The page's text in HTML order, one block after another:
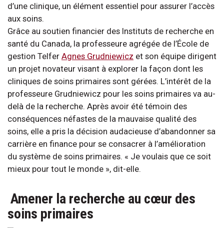
d’une clinique, un élément essentiel pour assurer l’accès
aux soins.
Grâce au soutien financier des Instituts de recherche en
santé du Canada, la professeure agrégée de l’École de
gestion Telfer Agnes Grudniewicz et son équipe dirigent
un projet novateur visant à explorer la façon dont les
cliniques de soins primaires sont gérées. L’intérêt de la
professeure Grudniewicz pour les soins primaires va au-
delà de la recherche. Après avoir été témoin des
conséquences néfastes de la mauvaise qualité des
soins, elle a pris la décision audacieuse d’abandonner sa
carrière en finance pour se consacrer à l’amélioration
du système de soins primaires. « Je voulais que ce soit
mieux pour tout le monde », dit-elle.
Amener la recherche au cœur des
soins primaires